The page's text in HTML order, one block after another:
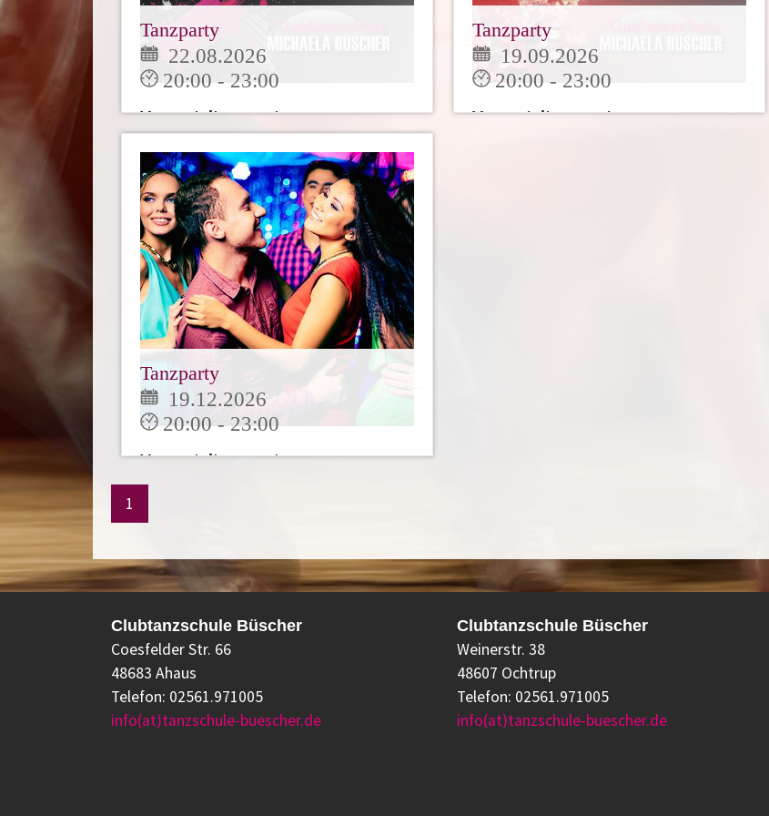
Tanzparty
22.08.2026
20:00 - 23:00
Veranstaltungsort:
Unsere Tanzparty für alle
tanzbegeistertenzum üben,
beisammensitzen und Freunde
treffen. [...]
Mehr
Tanzparty
19.09.2026
20:00 - 23:00
Veranstaltungsort:
Tanzparty
19.12.2026
20:00 - 23:00
Veranstaltungsort:
Clubtanzschule Büscher Ahaus
Unsere Tanzparty für alle
beisammensitzen und Freunde
treffen. [...]
Mehr
1
Clubtanzschule Büscher
Coesfelder Str. 66
48683 Ahaus
Telefon: 02561.971005
info(at)tanzschule-buescher.de
Clubtanzschule Büscher
Weinerstr. 38
48607 Ochtrup
Telefon: 02561.971005
info(at)tanzschule-buescher.de